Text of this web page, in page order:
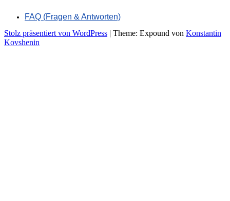
FAQ (Fragen & Antworten)
Stolz präsentiert von WordPress | Theme: Expound von Konstantin
Kovshenin